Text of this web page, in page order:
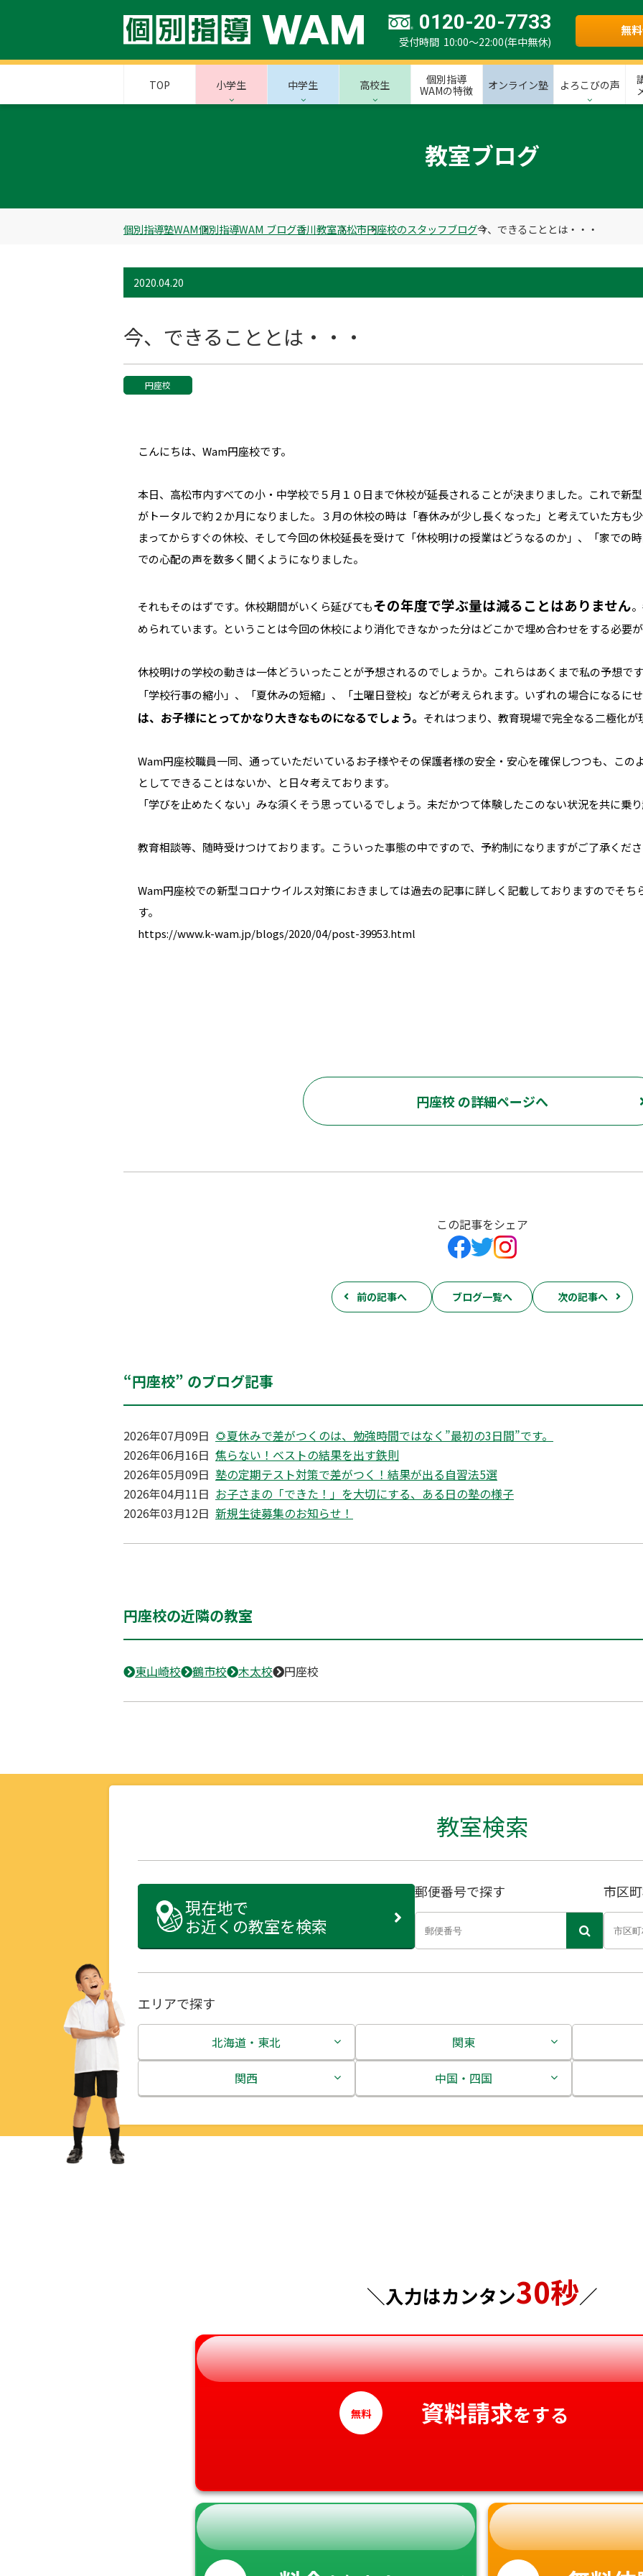
0120-20-7733
受付時間 10:00～22:00(年中無休)
無
TOP 小学生 中学生 高校生
個別指導
WAMの特徴
オンライン塾 よろこびの声
教室ブログ
個別指導塾WAM個別指導WAM ブログ香川教室高松市円座校のスタッフブログ今、できることとは・・・
2020.04.20
今、できることとは・・・
円座校
こんにちは、Wam円座校です。
本日、高松市内すべての小・中学校で５月１０日まで休校が延長されることが決まりました。これで新
がトータルで約２か月になりました。３月の休校の時は「春休みが少し長くなった」と考えていた方も
まってからすぐの休校、そして今回の休校延長を受けて「休校明けの授業はどうなるのか」、「家での
での心配の声を数多く聞くようになりました。
それもそのはずです。休校期間がいくら延びてもその年度で学ぶ量は減ることはありません
められています。ということは今回の休校により消化できなかった分はどこかで埋め合わせをする必要が
休校明けの学校の動きは一体どういったことが予想されるのでしょうか。これらはあくまで私の予想で
「学校行事の縮小」、「夏休みの短縮」、「土曜日登校」などが考えられます。いずれの場合になるにせ
は、お子様にとってかなり大きなものになるでしょう。 それはつまり、教育現場で完全なる二極化が
Wam円座校職員一同、通っていただいているお子様やその保護者様の安全・安心を確保しつつも、この
としてできることはないか、と日々考えております。
「学びを止めたくない」みな須くそう思っているでしょう。未だかつて体験したこのない状況を共に乗
教育相談等、随時受けつけております。こういった事態の中ですので、予約制になりますがご了承くださ
Wam円座校での新型コロナウイルス対策におきましては過去の記事に詳しく記載しておりますのでそち
す。
https://www.k-wam.jp/blogs/2020/04/post-39953.html
円座校 の詳細ページへ
この記事をシェア
前の記事へ ブログ一覧へ 次の記事へ
“円座校” のブログ記事
2026年07月09日 🌻夏休みで差がつくのは、勉強時間ではなく”最初の3日間”です。
2026年06月16日 焦らない！ベストの結果を出す鉄則
2026年05月09日 塾の定期テスト対策で差がつく！結果が出る自習法5選
2026年04月11日 お子さまの「できた！」を大切にする、ある日の塾の様子
2026年03月12日 新規生徒募集のお知らせ！
円座校の近隣の教室
東山崎校 鶴市校 木太校 円座校
教室検索
現在地で
お近くの教室を検索
郵便番号で探す 市区
エリアで探す
北海道・東北
北海道
関東
茨城県
神奈川県
関西
中国・四国
徳島県
愛媛県
＼入力はカンタン30秒／
無料 資料請求をする